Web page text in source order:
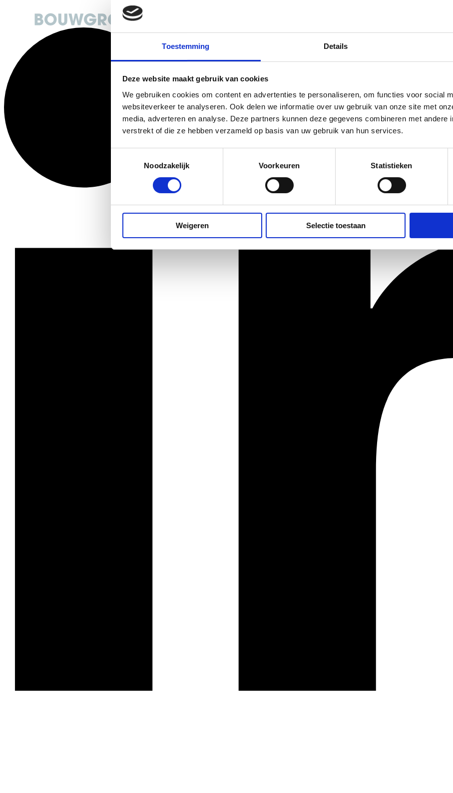
Toestemming Details
Deze website maakt gebruik van cookies
We gebruiken cookies om content en advertenties te personaliseren, om functies voor social
websiteverkeer te analyseren. Ook delen we informatie over uw gebruik van onze site met
media, adverteren en analyse. Deze partners kunnen deze gegevens combineren met andere
verstrekt of die ze hebben verzameld op basis van uw gebruik van hun services.
Noodzakelijk
Voorkeuren Statistieken
Weigeren Selectie toestaan